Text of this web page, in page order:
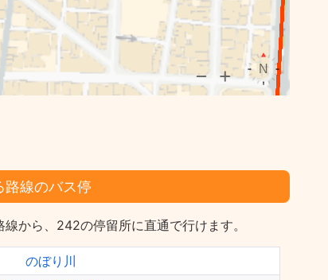
路線のバス停
から、242の停留所に直通で行けます。
のぼり川